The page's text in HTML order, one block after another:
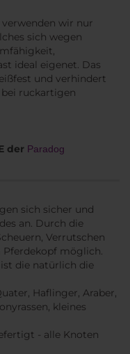
verwenden wir nur
sich wegen
ideal eigenet. Das
und verhindert
ruckartigen
der Paradog
sich sicher und
an. Durch die
Verrutschen
Pferdekopf möglich.
die natürlich die
Haflinger, Araber,
kleines
- alle Knoten